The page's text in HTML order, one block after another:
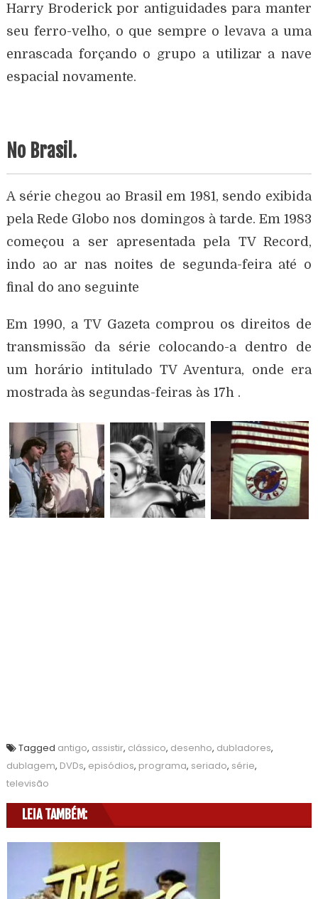
Harry Broderick por antiguidades para manter
seu ferro-velho, o que sempre o levava a uma
enrascada forçando o grupo a utilizar a nave
espacial novamente.
No Brasil.
A série chegou ao Brasil em 1981, sendo exibida
pela Rede Globo nos domingos à tarde. Em 1983
começou a ser apresentada pela TV Record,
indo ao ar nas noites de segunda-feira até o
final do ano seguinte
Em 1990, a TV Gazeta comprou os direitos de
transmissão da série colocando-a dentro de
um horário intitulado TV Aventura, onde era
mostrada às segundas-feiras às 17h .
Tagged antigo, assistir, clássico, desenho, dubladores,
dublagem, DVDs, episódios, programa, seriado, série,
televisão
LEIA TAMBÉM: